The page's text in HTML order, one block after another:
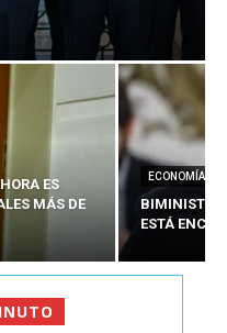
ES
MÁS DE
ECONOMÍA
BIMINISTRO
ESTÁ